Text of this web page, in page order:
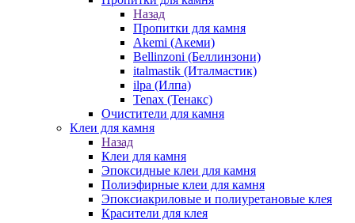
Назад
Пропитки для камня
Akemi (Акеми)
Bellinzoni (Беллинзони)
italmastik (Италмастик)
ilpa (Илпа)
Tenax (Тенакс)
Очистители для камня
Клеи для камня
Назад
Клеи для камня
Эпоксидные клеи для камня
Полиэфирные клеи для камня
Эпоксиакриловые и полиуретановые клея
Красители для клея